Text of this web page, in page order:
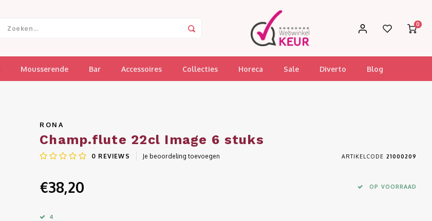
0
Mousserende Bar Accessoires Collecties Horeca Sale Diverto Blog
RONA
Champ.flute 22cl Image 6 stuks
0 REVIEWS Je beoordeling toevoegen ARTIKELCODE 21000209
€38,20 OP VOORRAAD
4